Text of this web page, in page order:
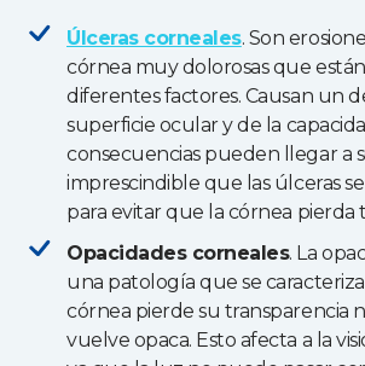
Úlceras corneales. Son
córnea muy dolorosas que
diferentes factores. Causan un
superficie ocular y de la
consecuencias pueden llegar a
imprescindible que las úlceras
para evitar que la córnea pierda
Opacidades corneales. La
una patología que se
córnea pierde su transparencia
vuelve opaca. Esto afecta a la